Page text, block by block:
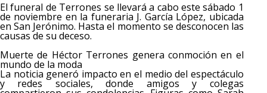
El funeral de Terrones se llevará a cabo este sábado 1
de noviembre en la funeraria J. García López, ubicada
en San Jerónimo. Hasta el momento se desconocen las
causas de su deceso.
Muerte de Héctor Terrones genera conmoción en el
mundo de la moda
La noticia generó impacto en el medio del espectáculo
y redes sociales, donde amigos y colegas